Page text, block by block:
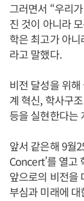
그러면서 “우리
진 것이 아니라
학은 최고가 아
라고 말했다.
비전 달성을 위
계 혁신, 학사구
등을 실현한다는
앞서 같은해 9월
Concert’를 열고
앞으로의 비전을
부심과 미래에